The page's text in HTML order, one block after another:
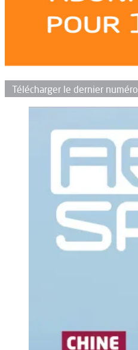
Télécharger le dernier numéro